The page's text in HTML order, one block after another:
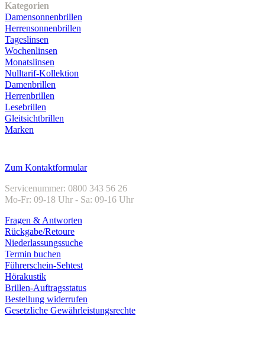
Kategorien
Damensonnenbrillen
Herrensonnenbrillen
Tageslinsen
Wochenlinsen
Monatslinsen
Nulltarif-Kollektion
Damenbrillen
Herrenbrillen
Lesebrillen
Gleitsichtbrillen
Marken
Zum Kontaktformular
Servicenummer: 0800 343 56 26
Mo-Fr: 09-18 Uhr - Sa: 09-16 Uhr
Fragen & Antworten
Rückgabe/Retoure
Niederlassungssuche
Termin buchen
Führerschein-Sehtest
Hörakustik
Brillen-Auftragsstatus
Bestellung widerrufen
Gesetzliche Gewährleistungsrechte